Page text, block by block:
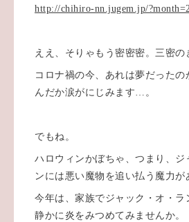
http://chihiro-nn.jugem.jp/
ええ、そりゃもう密密密。三密の
コロナ禍の今、あれは夢だったの
んだか涙がにじみます…。
でもね。
ハロウィンかぼちゃ、つまり、ジ
ンには悪い魔物を追い払う魔力が
今年は、家族でジャック・オ・ラ
静かに炎をみつめてみませんか。